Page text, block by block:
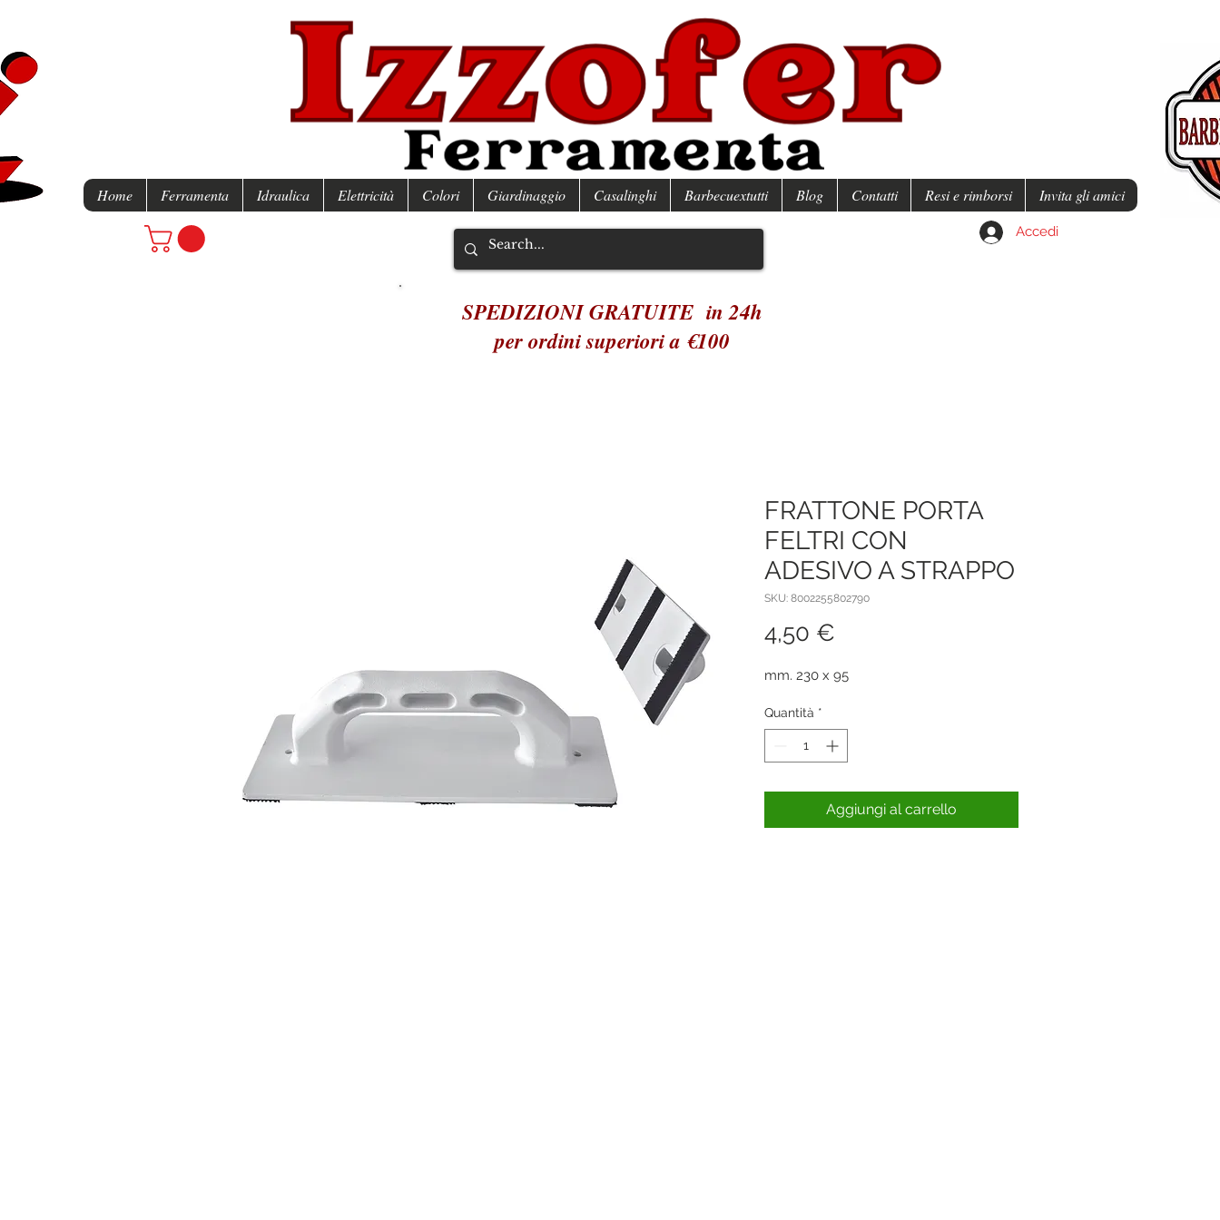
Home Ferramenta Idraulica Elettricità Colori Giardinaggio Casalinghi Barbecuextutti Blog Contatti Resi e rimborsi Invita gli amici
Accedi
SPEDIZIONI GRATUITE in 24h
per ordini superiori a €100
FRATTONE PORTA
FELTRI CON
ADESIVO A STRAPPO
SKU: 8002255802790
4,50 €
mm. 230 x 95
Quantità *
Aggiungi al carrello